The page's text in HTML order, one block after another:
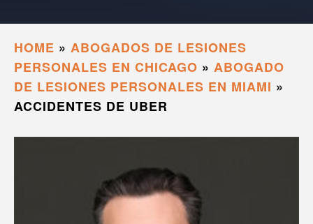
HOME » ABOGADOS DE LESIONES
PERSONALES EN CHICAGO » ABOGADO
DE LESIONES PERSONALES EN MIAMI »
ACCIDENTES DE UBER